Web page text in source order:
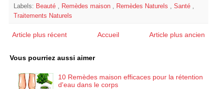
Labels: Beauté , Remèdes maison , Remèdes Naturels , Santé ,
Traitements Naturels
Article plus récent Article plus ancien
Accueil
Vous pourriez aussi aimer
10 Remèdes maison efficaces pour la rétention
d'eau dans le corps